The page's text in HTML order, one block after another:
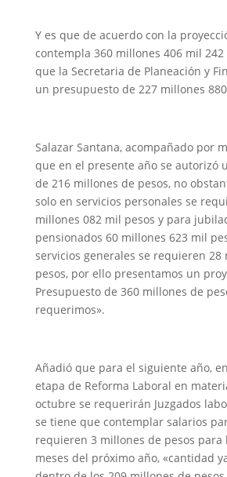
Y es que de acuerdo con la
contempla 360 millones 406 mil
que la Secretaria de Planeación y
un presupuesto de 227 millones
Salazar Santana, acompañado por
que en el presente año se autorizó
de 216 millones de pesos, no
solo en servicios personales se
millones 082 mil pesos y para
pensionados 60 millones 623 mil
servicios generales se requieren 28
pesos, por ello presentamos un
Presupuesto de 360 millones de
requerimos».
Añadió que para el siguiente año,
etapa de Reforma Laboral en
octubre se requerirán Juzgados
se tiene que contemplar salarios
requieren 3 millones de pesos para
meses del próximo año, «cantidad